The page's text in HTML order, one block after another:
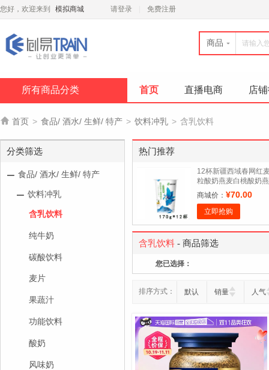
您好，欢迎来到 模拟商城 请登录 免费注册
商品
所有商品分类 首页 直播电商 店
 首页 > 食品/ 酒水/ 生鲜/ 特产 > 饮料冲乳 > 含乳饮料
分类筛选
食品/ 酒水/ 生鲜/ 特产
饮料冲乳
含乳饮料
纯牛奶
碳酸饮料
麦片
果蔬汁
功能饮料
酸奶
风味奶
热门推荐
12杯新疆西域春网红
粒酸奶燕麦白桃酸奶燕
麦菠萝卡曼橘酸奶整箱
商城价： ¥70.00
立即抢购
含乳饮料 - 商品筛选
您已选择：
排序方式： 默认 销量 人气